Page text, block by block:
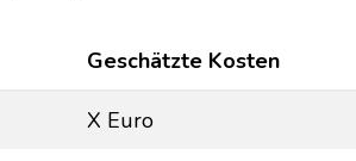
Geschätzte Kosten
X Euro